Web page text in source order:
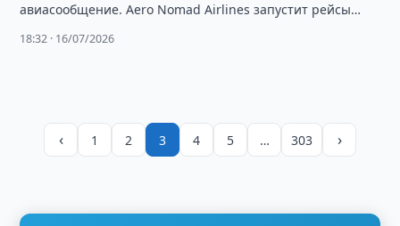
авиасообщение. Aero Nomad Airlines запустит рейсы
новые …
18:32 · 16/07/2026
‹ 1 2 3 4 5 … 303 ›